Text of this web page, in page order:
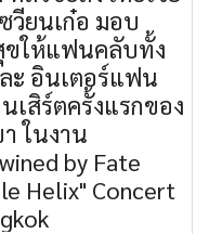
วียนเก๋อ มอบ
ขให้แฟนคลับทั้ง
ะ อินเตอร์แฟน
เสิร์ตครั้งแรกของ
ในงาน
by Fate
Helix" Concert